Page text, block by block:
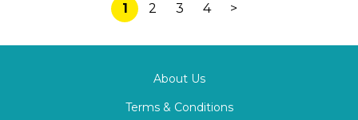
1 2 3 4 >
About Us
Terms & Conditions